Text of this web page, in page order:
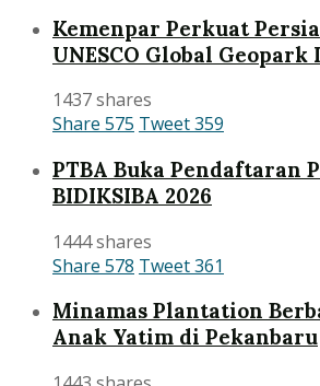
Kemenpar Perkuat
UNESCO Global Geopark
1437 shares
Share 575 Tweet359
PTBA Buka Pendaftaran
BIDIKSIBA 2026
1444 shares
Share 578 Tweet361
Minamas Plantation
Anak Yatim di Pekanbaru